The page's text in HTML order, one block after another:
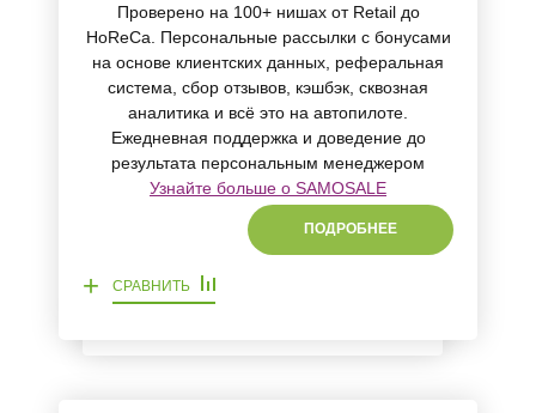
Проверено на 100+ нишах от Retail до
HoReCa. Персональные рассылки с бонусами
на основе клиентских данных, реферальная
система, сбор отзывов, кэшбэк, сквозная
аналитика и всё это на автопилоте.
Ежедневная поддержка и доведение до
результата персональным менеджером
Узнайте больше о SAMOSALE
ПОДРОБНЕЕ
+ СРАВНИТЬ